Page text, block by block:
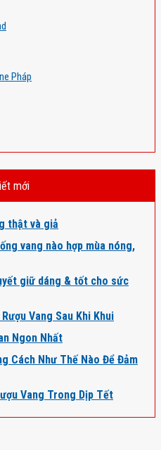
Pháp
mới
thật và giả
vang nào hợp mùa nóng,
giữ dáng & tốt cho sức
Vang Sau Khi Khui
Ngon Nhất
Cách Như Thế Nào Để Đảm
Vang Trong Dịp Tết